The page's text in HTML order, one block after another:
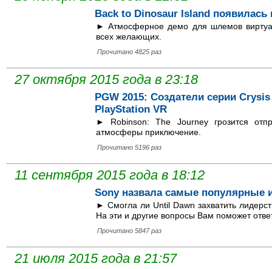
Back to Dinosaur Island появилась
► Атмосферное демо для шлемов
всех желающих.
Прочитано 4825 раз
27 октября 2015 года в 23:18
PGW 2015: Создатели серии
PlayStation VR
► Robinson: The Journey грозится
атмосферы приключение.
Прочитано 5196 раз
11 сентября 2015 года в 18:12
Sony назвала самые популярные
► Смогла ли Until Dawn захватить
На эти и другие вопросы Вам поможет
Прочитано 5847 раз
21 июля 2015 года в 21:57